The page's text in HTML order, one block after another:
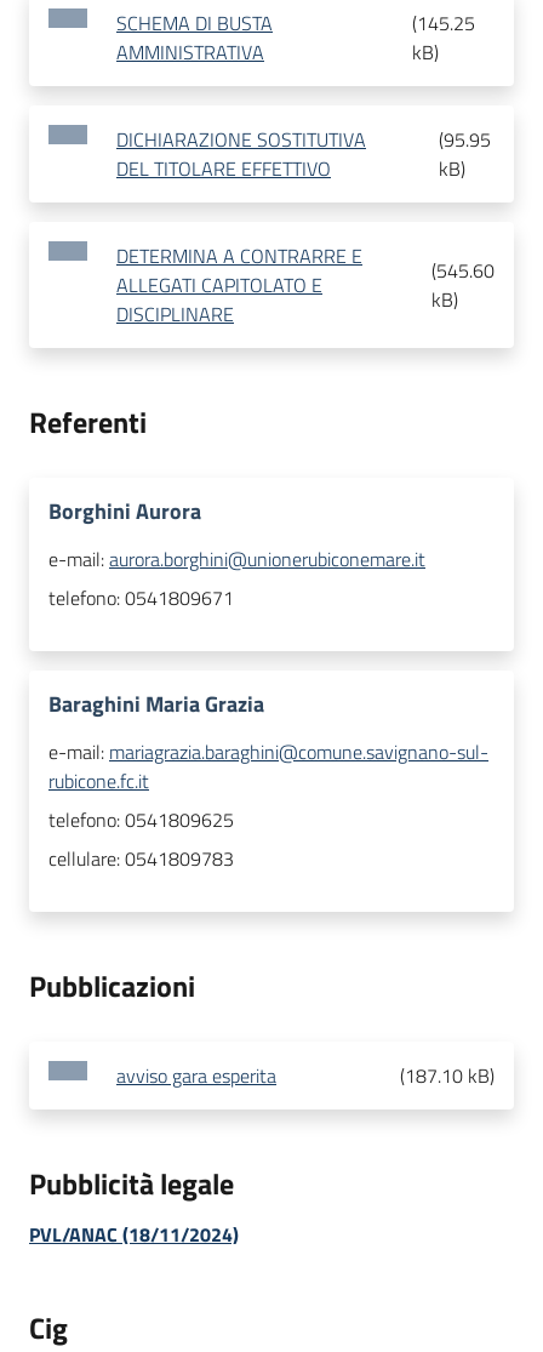
SCHEMA DI BUSTA
AMMINISTRATIVA
(145.25
kB)
DICHIARAZIONE SOSTITUTIVA
DEL TITOLARE EFFETTIVO
(95.95
kB)
DETERMINA A CONTRARRE E
ALLEGATI CAPITOLATO E
DISCIPLINARE
(545.60
kB)
Referenti
Borghini Aurora
e-mail:aurora.borghini@unionerubiconemare.it
telefono:0541809671
Baraghini Maria Grazia
e-mail: mariagrazia.baraghini@comune.savignano-sul-
rubicone.fc.it
telefono:0541809625
cellulare:0541809783
Pubblicazioni
avviso gara esperita (187.10 kB)
Pubblicità legale
PVL/ANAC (18/11/2024)
Cig